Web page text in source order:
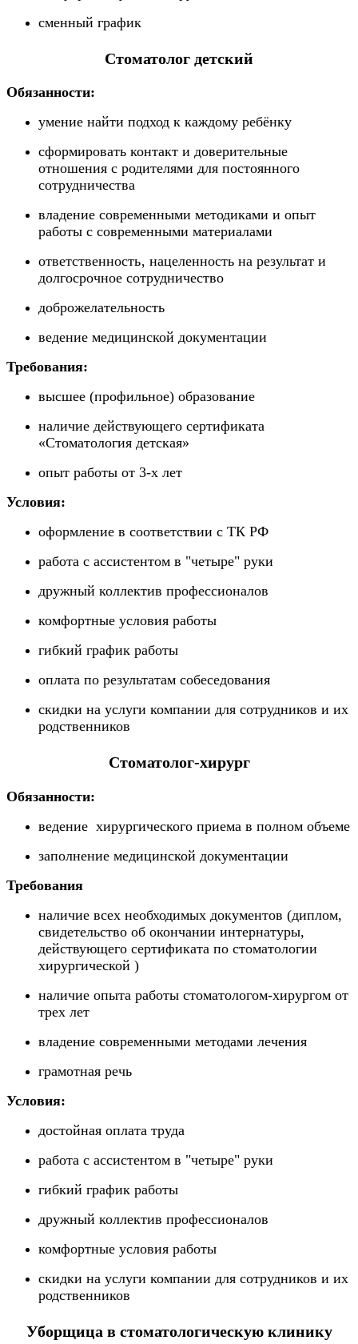
сменный график
Стоматолог детский
Обязанности:
умение найти подход к каждому ребёнку
сформировать контакт и доверительные
отношения с родителями для постоянного
сотрудничества
владение современными методиками и опыт
работы с современными материалами
ответственность‚ нацеленность на результат и
долгосрочное сотрудничество
доброжелательность
ведение медицинской документации
Требования:
высшее (профильное) образование
наличие действующего сертификата
«Стоматология детская»
опыт работы от 3-х лет
Условия:
оформление в соответствии с ТК РФ
работа с ассистентом в "четыре" руки
дружный коллектив профессионалов
комфортные условия работы
гибкий график работы
оплата по результатам собеседования
скидки на услуги компании для сотрудников и их
родственников
Стоматолог-хирург
Обязанности:
ведение хирургического приема в полном объеме
заполнение медицинской документации
Требования
наличие всех необходимых документов (диплом,
свидетельство об окончании интернатуры,
действующего сертификата по стоматологии
хирургической )
наличие опыта работы стоматологом-хирургом от
трех лет
владение современными методами лечения
грамотная речь
Условия:
достойная оплата труда
работа с ассистентом в "четыре" руки
гибкий график работы
дружный коллектив профессионалов
комфортные условия работы
скидки на услуги компании для сотрудников и их
родственников
Уборщица в стоматологическую клинику